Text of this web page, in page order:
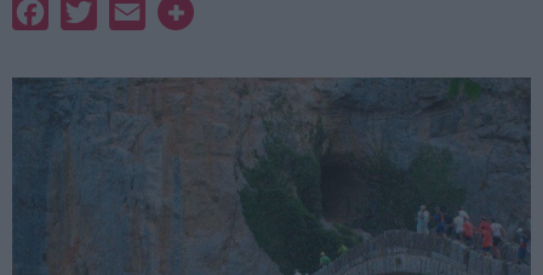
FacebookTwitterEmail